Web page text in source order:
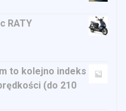
RATY
to kolejno indeks
(do 210